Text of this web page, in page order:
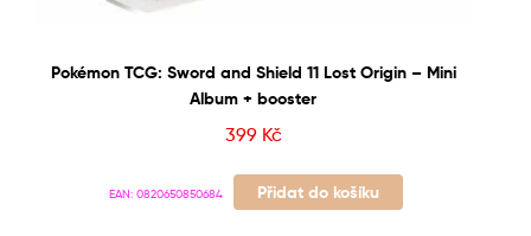
Pokémon TCG: Sword and Shield 11 Lost Origin – Mini
Album + booster
399 Kč
EAN: 0820650850684 Přidat do košíku